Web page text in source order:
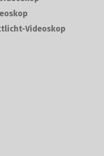
Videoskop